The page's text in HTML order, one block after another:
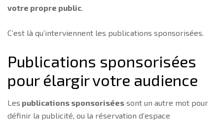
votre propre public.
C’est là qu’interviennent les publications sponsorisées.
Publications sponsorisées
pour élargir votre audience
Les publications sponsorisées sont un autre mot pour
définir la publicité, ou la réservation d’espace